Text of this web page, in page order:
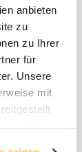
anbieten
zu
zu Ihrer
für
Unsere
mit